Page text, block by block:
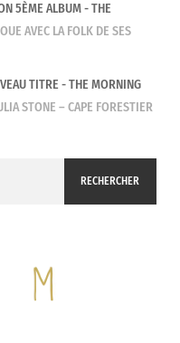
5ÈME ALBUM - THE
AVEC LA FOLK DE SES
TITRE - THE MORNING
STONE – CAPE FORESTIER